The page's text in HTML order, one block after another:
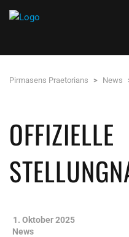
Pirmasens Praetorians > News
OFFIZIELLE
1. Oktober 2025
News